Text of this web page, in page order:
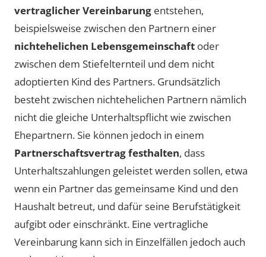
vertraglicher Vereinbarung entstehen,
beispielsweise zwischen den Partnern einer
nichtehelichen Lebensgemeinschaft oder
zwischen dem Stiefelternteil und dem nicht
adoptierten Kind des Partners. Grundsätzlich
besteht zwischen nichtehelichen Partnern nämlich
nicht die gleiche Unterhaltspflicht wie zwischen
Ehepartnern. Sie können jedoch in einem
Partnerschaftsvertrag festhalten, dass
Unterhaltszahlungen geleistet werden sollen, etwa
wenn ein Partner das gemeinsame Kind und den
Haushalt betreut, und dafür seine Berufstätigkeit
aufgibt oder einschränkt. Eine vertragliche
Vereinbarung kann sich in Einzelfällen jedoch auch